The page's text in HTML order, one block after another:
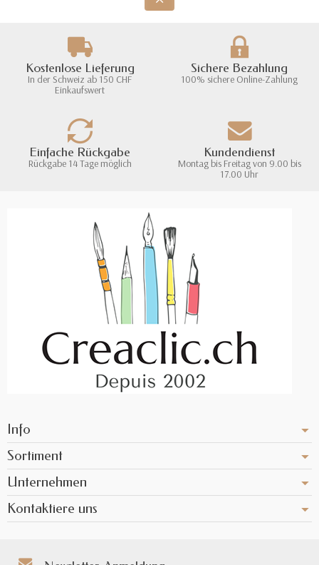
Kostenlose Lieferung
In der Schweiz ab 150 CHF
Einkaufswert
Sichere Bezahlung
100% sichere Online-Zahlung
Einfache Rückgabe
Rückgabe 14 Tage möglich
Kundendienst
Montag bis Freitag von 9.00 bis
17.00 Uhr
Info
Sortiment
Unternehmen
Kontaktiere uns